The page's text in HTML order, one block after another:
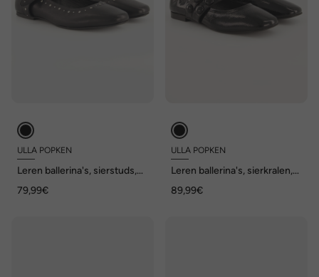
ULLA POPKEN
Leren ballerina's, sierstuds,
79,99€
ULLA POPKEN
Leren ballerina's, sierkralen,
89,99€